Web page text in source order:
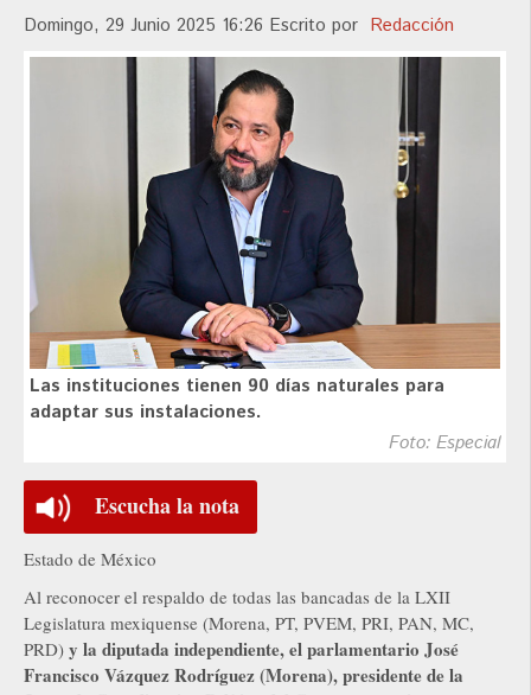
Domingo, 29 Junio 2025 16:26 Escrito por Redacción
Las instituciones tienen 90 días naturales para
adaptar sus instalaciones.
Foto: Especial
Escucha la nota
Estado de México
Al reconocer el respaldo de todas las bancadas de la LXII
Legislatura mexiquense (Morena, PT, PVEM, PRI, PAN, MC,
PRD) y la diputada independiente, el parlamentario José
Francisco Vázquez Rodríguez (Morena), presidente de la